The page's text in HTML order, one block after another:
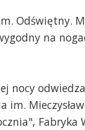
Odświętny.
na
nocy
im.
Fabryka